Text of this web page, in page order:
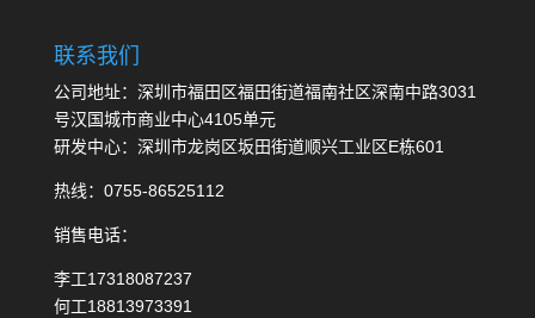
联系我们
公司地址：深圳市福田区福田街道福南社区深南中路3031
号汉国城市商业中心4105单元
研发中心：深圳市龙岗区坂田街道顺兴工业区E栋601
热线：0755-86525112
销售电话：
李工17318087237
何工18813973391